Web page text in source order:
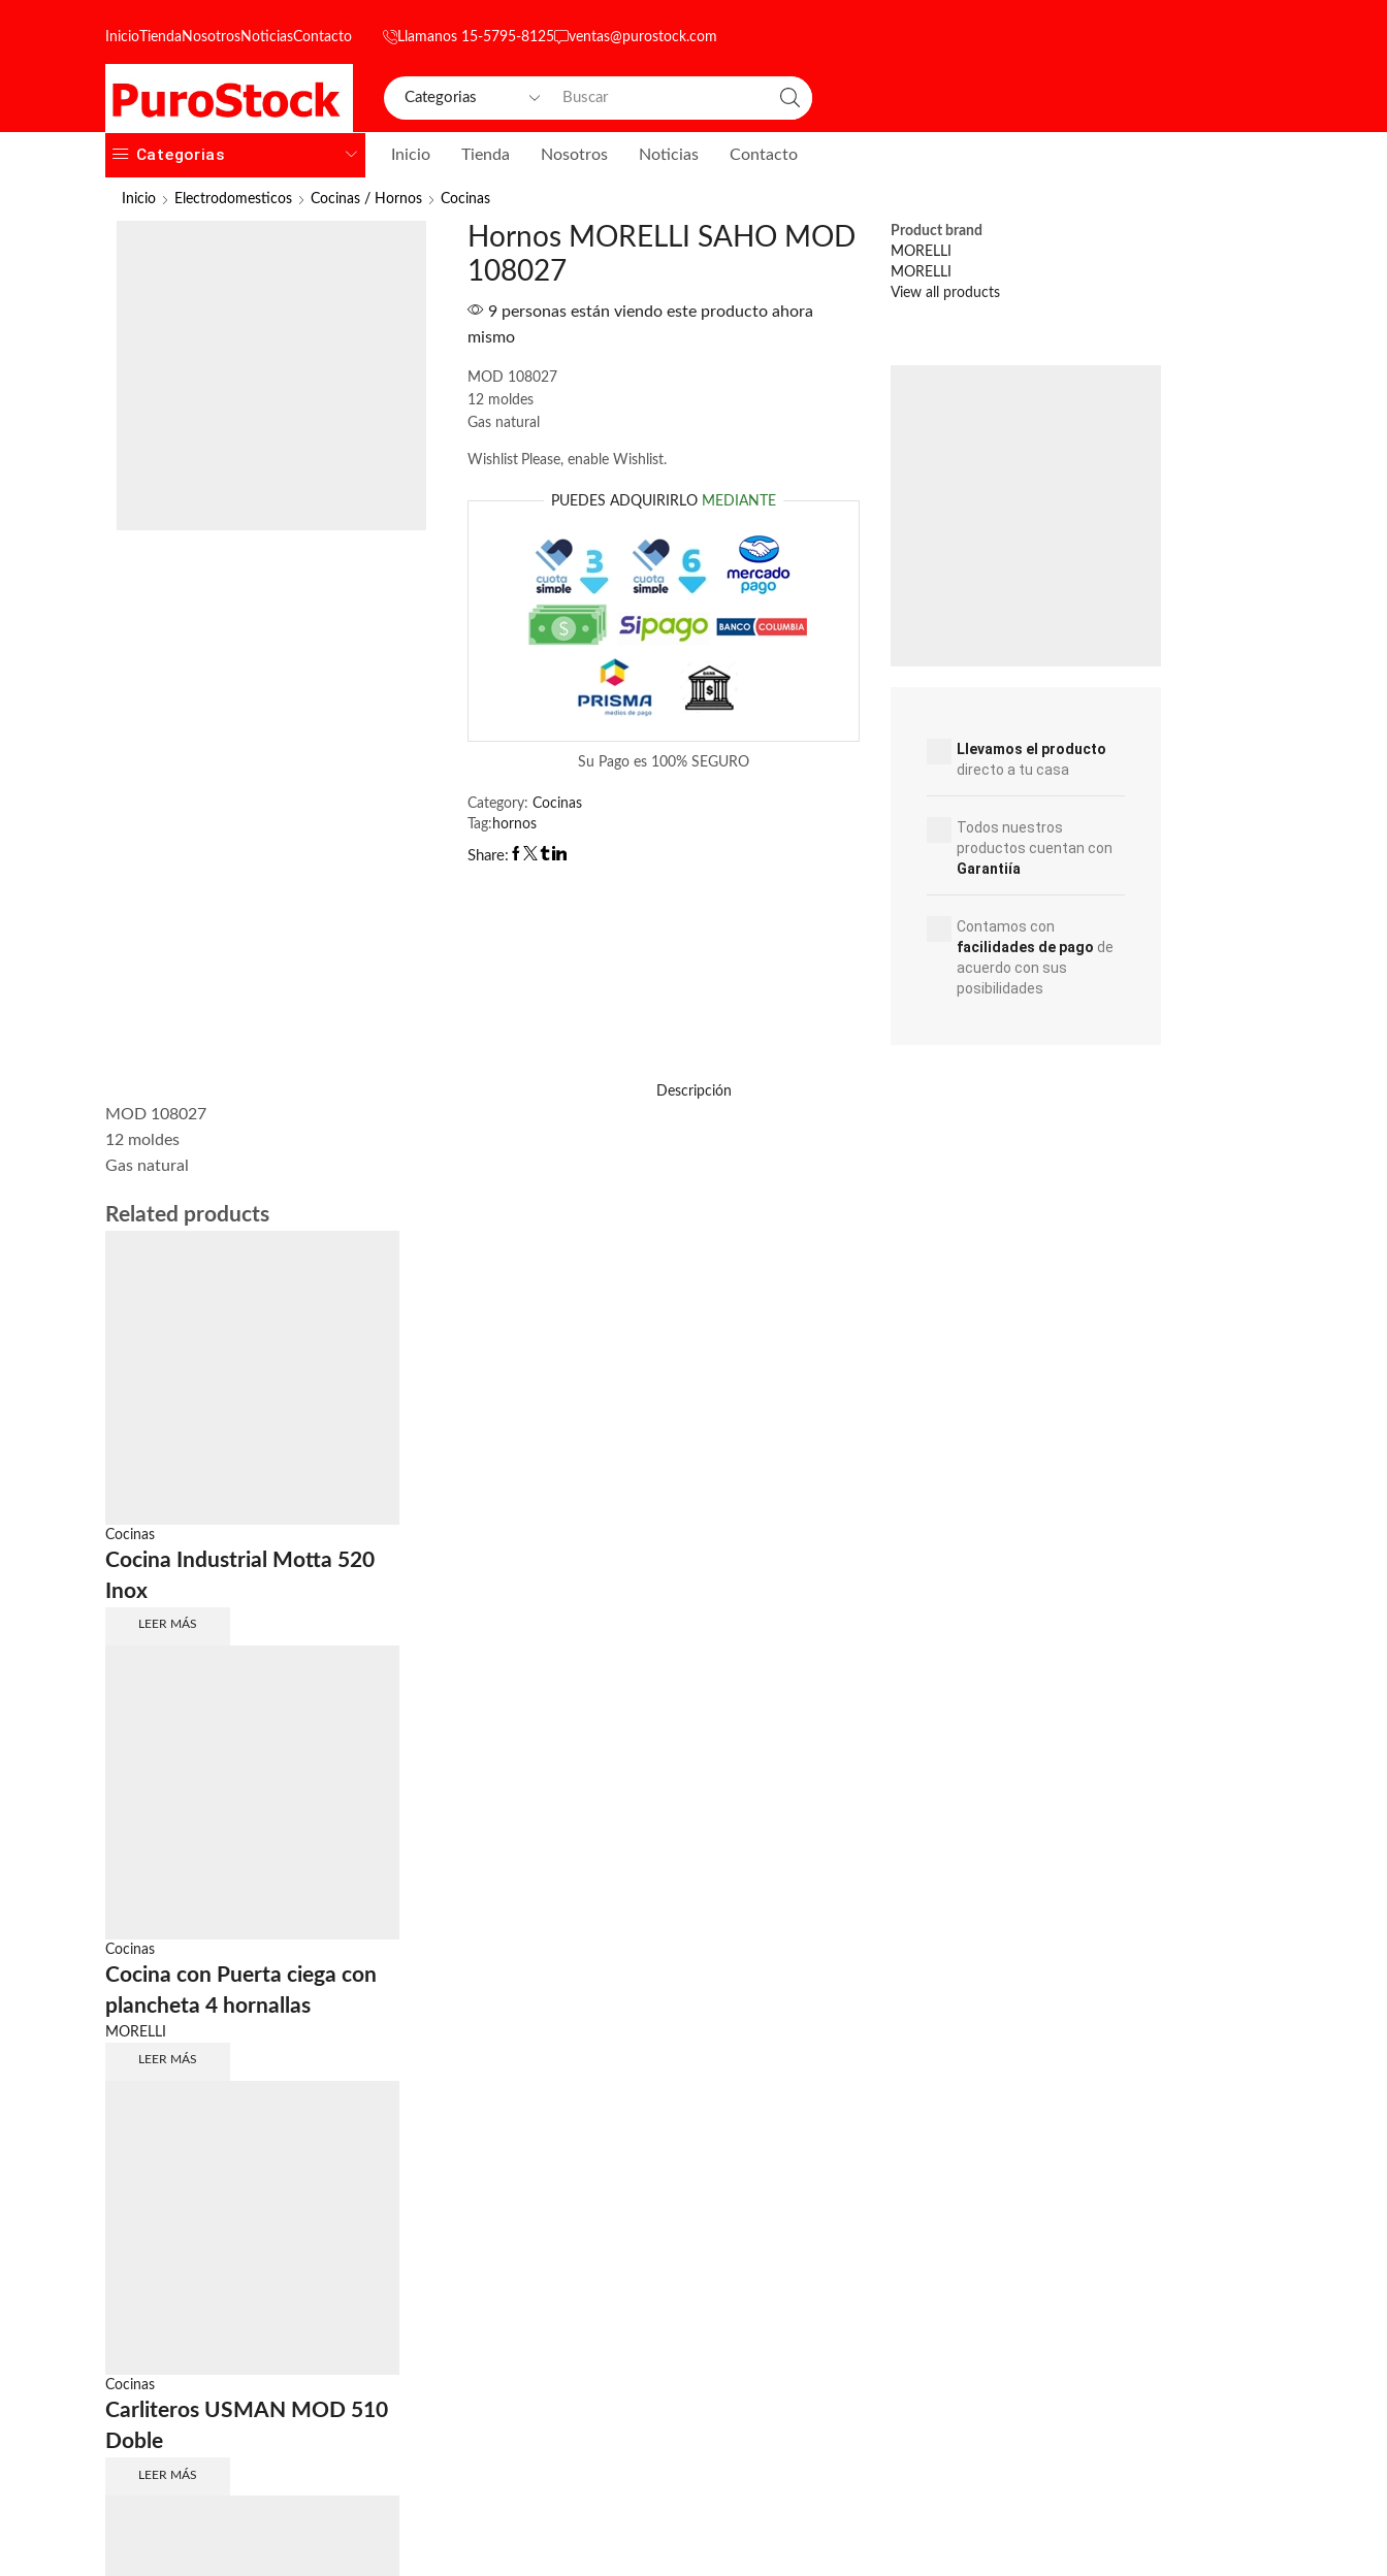
Inicio Tienda NosotrosNoticiasContacto Llamanos 15-5795-8125 ventas@purostock.com
Categorias Inicio Tienda Nosotros Noticias Contacto
Inicio Electrodomesticos Cocinas / Hornos Cocinas
Hornos MORELLI SAHO MOD
108027
9 personas están viendo este producto ahora
mismo
MOD 108027
12 moldes
Gas natural
Wishlist Please, enable Wishlist.
PUEDES ADQUIRIRLO MEDIANTE
Su Pago es 100% SEGURO
Category: Cocinas
Tag: hornos
Share:
Product brand
MORELLI
MORELLI
View all products
Llevamos el producto
directo a tu casa
Todos nuestros
productos cuentan con
Garantiía
Contamos con
facilidades de pago de
acuerdo con sus
posibilidades
Descripción
MOD 108027
12 moldes
Gas natural
Related products
Cocinas
Cocina Industrial Motta 520
Inox
LEER MÁS
Cocinas
Cocina con Puerta ciega con
plancheta 4 hornallas
MORELLI
LEER MÁS
Cocinas
Carliteros USMAN MOD 510
Doble
LEER MÁS